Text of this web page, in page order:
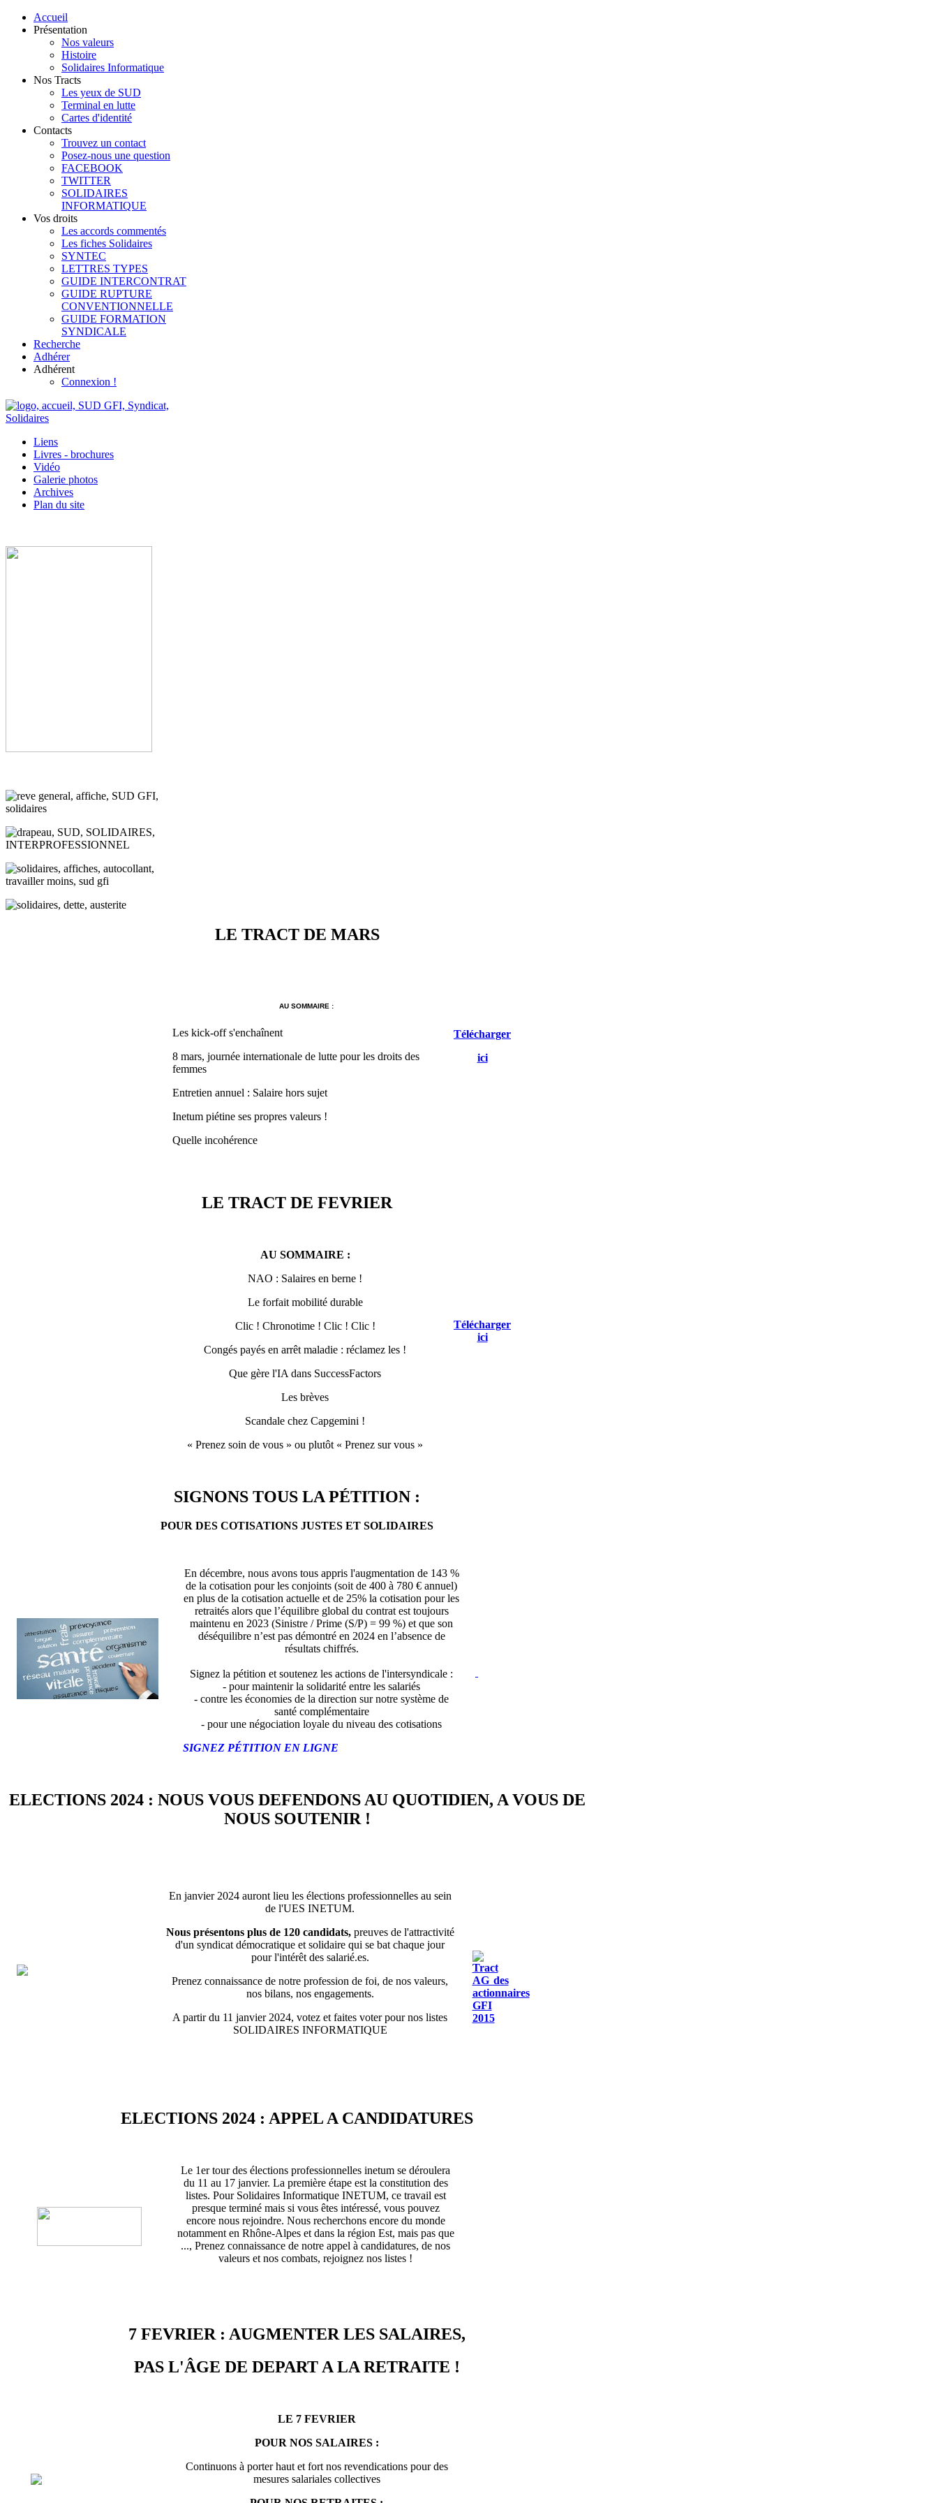
Accueil
Présentation
Nos valeurs
Histoire
Solidaires Informatique
Nos Tracts
Les yeux de SUD
Terminal en lutte
Cartes d'identité
Contacts
Trouvez un contact
Posez-nous une question
FACEBOOK
TWITTER
SOLIDAIRES
INFORMATIQUE
Vos droits
Les accords commentés
Les fiches Solidaires
SYNTEC
LETTRES TYPES
GUIDE INTERCONTRAT
GUIDE RUPTURE
CONVENTIONNELLE
GUIDE FORMATION
SYNDICALE
Recherche
Adhérer
Adhérent
Connexion !
Liens
Livres - brochures
Vidéo
Galerie photos
Archives
Plan du site
LE TRACT DE MARS
AU SOMMAIRE :
Les kick-off s'enchaînent
8 mars, journée internationale de lutte pour les droits des
femmes
Entretien annuel : Salaire hors sujet
Inetum piétine ses propres valeurs !
Quelle incohérence
Télécharger
ici
LE TRACT DE FEVRIER
AU SOMMAIRE :
NAO : Salaires en berne !
Le forfait mobilité durable
Clic ! Chronotime ! Clic ! Clic !
Congés payés en arrêt maladie : réclamez les !
Que gère l'IA dans SuccessFactors
Les brèves
Scandale chez Capgemini !
« Prenez soin de vous » ou plutôt « Prenez sur vous »
Télécharger
ici
SIGNONS TOUS LA PÉTITION :
POUR DES COTISATIONS JUSTES ET SOLIDAIRES
En décembre, nous avons tous appris l'augmentation de 143 %
de la cotisation pour les conjoints (soit de 400 à 780 € annuel)
en plus de la cotisation actuelle et de 25% la cotisation pour les
retraités alors que l’équilibre global du contrat est toujours
maintenu en 2023 (Sinistre / Prime (S/P) = 99 %) et que son
déséquilibre n’est pas démontré en 2024 en l’absence de
résultats chiffrés.
Signez la pétition et soutenez les actions de l'intersyndicale :
- pour maintenir la solidarité entre les salariés
- contre les économies de la direction sur notre système de
santé complémentaire
- pour une négociation loyale du niveau des cotisations
SIGNEZ PÉTITION EN LIGNE
ELECTIONS 2024 : NOUS VOUS DEFENDONS AU QUOTIDIEN, A VOUS DE
NOUS SOUTENIR !
En janvier 2024 auront lieu les élections professionnelles au sein
de l'UES INETUM.
Nous présentons plus de 120 candidats,preuves de l'attractivité
d'un syndicat démocratique et solidaire qui se bat chaque jour
pour l'intérêt des salarié.es.
Prenez connaissance de notre profession de foi, de nos valeurs,
nos bilans, nos engagements.
A partir du 11 janvier 2024, votez et faites voter pour nos listes
SOLIDAIRES INFORMATIQUE
ELECTIONS 2024 : APPEL A CANDIDATURES
Le 1er tour des élections professionnelles inetum se déroulera
du 11 au 17 janvier. La première étape est la constitution des
listes. Pour Solidaires Informatique INETUM, ce travail est
presque terminé mais si vous êtes intéressé, vous pouvez
encore nous rejoindre. Nous recherchons encore du monde
notamment en Rhône-Alpes et dans la région Est, mais pas que
..., Prenez connaissance de notre appel à candidatures, de nos
valeurs et nos combats, rejoignez nos listes !
7 FEVRIER : AUGMENTER LES SALAIRES,
PAS L'ÂGE DE DEPART A LA RETRAITE !
LE 7 FEVRIER
POUR NOS SALAIRES :
Continuons à porter haut et fort nos revendications pour des
mesures salariales collectives